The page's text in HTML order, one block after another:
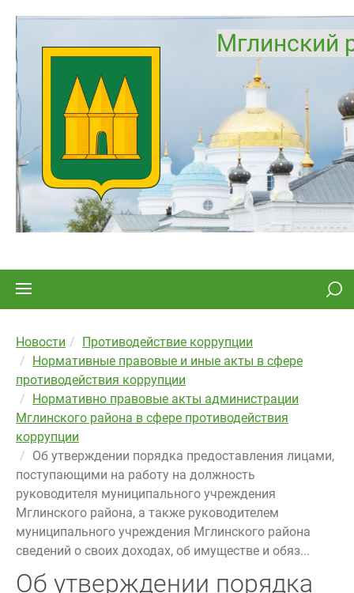
Мглинский
Новости
Противодействие коррупции
Нормативные правовые и иные акты в сфере
противодействия коррупции
Нормативно правовые акты администрации
Мглинского района в сфере противодействия
коррупции
Об утверждении порядка предоставления лицами,
поступающими на работу на должность
руководителя муниципального учреждения
Мглинского района, а также руководителем
муниципального учреждения Мглинского района
сведений о своих доходах, об имуществе и обяз...
Об утверждении порядка